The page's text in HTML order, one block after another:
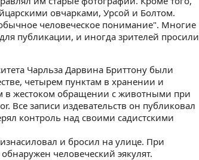
овчарками, Урсой и Болтом.
человеческое понимание". Многие
публикации, и иногда зрителей просили
Чарльза Дарвина Бриттону были
четырем пунктам в хранении и
в жестоком обращении с животными при
Все записи издевательств он публиковал
контроль над своими садистскими
и бросил на улице. При
человеческий эякулят.